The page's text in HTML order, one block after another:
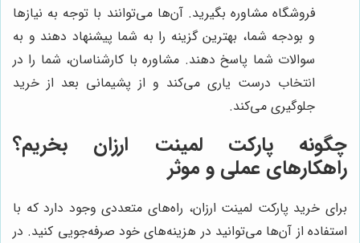
فروشگاه مشاوره بگیرید. آن‌ها می‌توانند با توجه به نیازها
و بودجه شما، بهترین گزینه را به شما پیشنهاد دهند و به
سوالات شما پاسخ دهند. مشاوره با کارشناسان، شما را در
انتخاب درست یاری می‌کند و از پشیمانی بعد از خرید
جلوگیری می‌کند.
چگونه پارکت لمینت ارزان بخریم؟
راهکارهای عملی و موثر
برای خرید پارکت لمینت ارزان، راه‌های متعددی وجود دارد که با
استفاده از آن‌ها می‌توانید در هزینه‌های خود صرفه‌جویی کنید. در